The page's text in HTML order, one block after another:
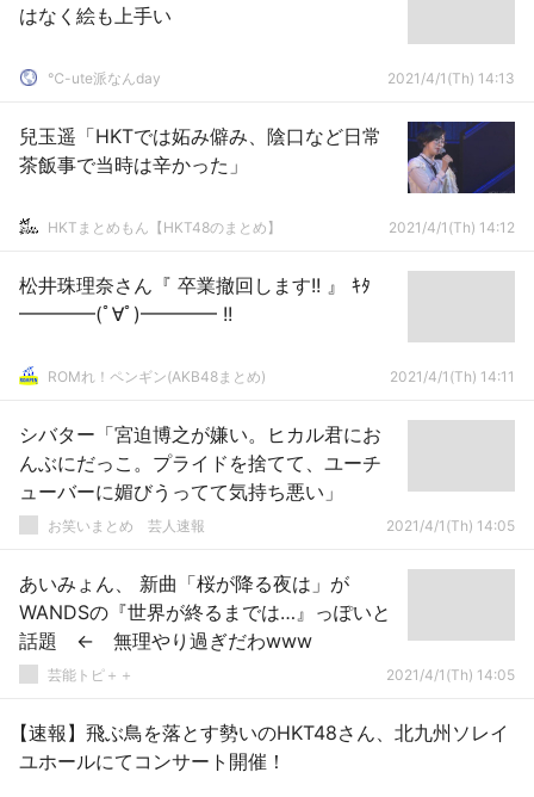
はなく絵も上手い
℃-ute派なんday 2021/4/1(Th) 14:13
兒玉遥「HKTでは妬み僻み、陰口など日常
茶飯事で当時は辛かった」
HKTまとめもん【HKT48のまとめ】 2021/4/1(Th) 14:12
松井珠理奈さん『 卒業撤回します!! 』 ｷﾀ
━━━━(ﾟ∀ﾟ)━━━━ !!
ROMれ！ペンギン(AKB48まとめ) 2021/4/1(Th) 14:11
シバター「宮迫博之が嫌い。ヒカル君にお
んぶにだっこ。プライドを捨てて、ユーチ
ューバーに媚びうってて気持ち悪い」
お笑いまとめ 芸人速報 2021/4/1(Th) 14:05
あいみょん、 新曲「桜が降る夜は」が
WANDSの『世界が終るまでは…』っぽいと
話題 ← 無理やり過ぎだわwww
芸能トピ＋＋ 2021/4/1(Th) 14:05
【速報】飛ぶ鳥を落とす勢いのHKT48さん、北九州ソレイ
ユホールにてコンサート開催！